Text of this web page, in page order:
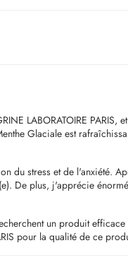
LABORATOIRE PARIS,
Glaciale est
du stress et de l'anxiété.
De plus, j'apprécie
un produit
pour la qualité de ce